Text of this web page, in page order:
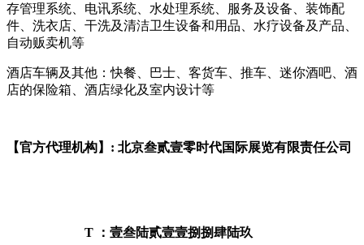
存管理系统、电讯系统、水处理系统、服务及设备、装饰配
件、洗衣店、干洗及清洁卫生设备和用品、水疗设备及产品、
自动贩卖机等
酒店车辆及其他：快餐、巴士、客货车、推车、迷你酒吧、酒
店的保险箱、酒店绿化及室内设计等
【官方代理机构】: 北京叁贰壹零时代国际展览有限责任公司
T ：壹叁陆贰壹壹捌捌肆陆玖